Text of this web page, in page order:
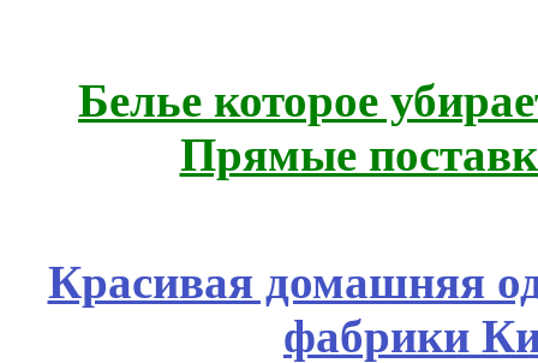
Белье которое
Прямые
Красивая домашняя
фабрики